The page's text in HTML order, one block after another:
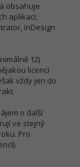
obsahuje
aplikací,
InDesign
12)
licenci
vždy jen do
o další
ve stejný
Pro